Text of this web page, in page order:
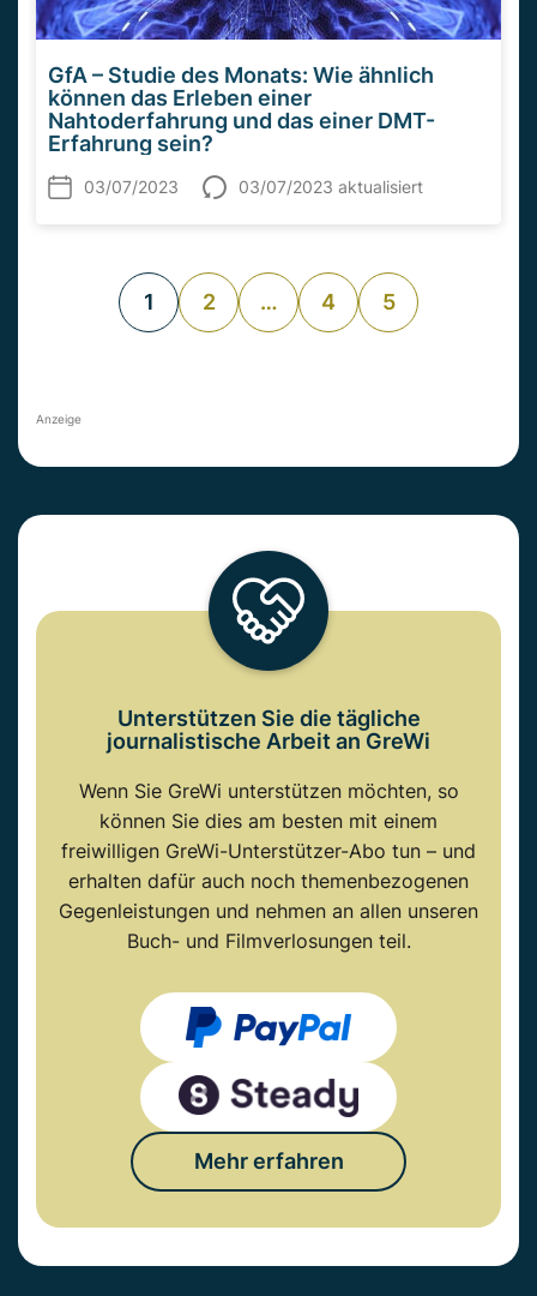
GfA – Studie des Monats: Wie ähnlich
können das Erleben einer
Nahtoderfahrung und das einer DMT-
Erfahrung sein?
03/07/2023 03/07/2023 aktualisiert
1 2 … 4 5
Anzeige
Unterstützen Sie die tägliche
journalistische Arbeit an GreWi
Wenn Sie GreWi unterstützen möchten, so
können Sie dies am besten mit einem
freiwilligen GreWi-Unterstützer-Abo tun – und
erhalten dafür auch noch themenbezogenen
Gegenleistungen und nehmen an allen unseren
Buch- und Filmverlosungen teil.
Mehr erfahren